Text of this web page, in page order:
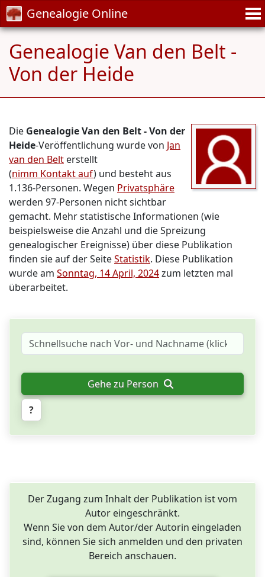
Genealogie Online
Genealogie Van den Belt -
Von der Heide
Die Genealogie Van den Belt - Von der
Heide-Veröffentlichung wurde von Jan
van den Belt erstellt
(nimm Kontakt auf) und besteht aus
1.136-Personen. Wegen Privatsphäre
werden 97-Personen nicht sichtbar
gemacht. Mehr statistische Informationen (wie
beispielsweise die Anzahl und die Spreizung
genealogischer Ereignisse) über diese Publikation
finden sie auf der SeiteStatistik. Diese Publikation
wurde am Sonntag, 14 April, 2024zum letzten mal
überarbeitet.
Gehe zu Person
?
Der Zugang zum Inhalt der Publikation ist vom
Autor eingeschränkt.
Wenn Sie von dem Autor/der Autorin eingeladen
sind, können Sie sich anmelden und den privaten
Bereich anschauen.